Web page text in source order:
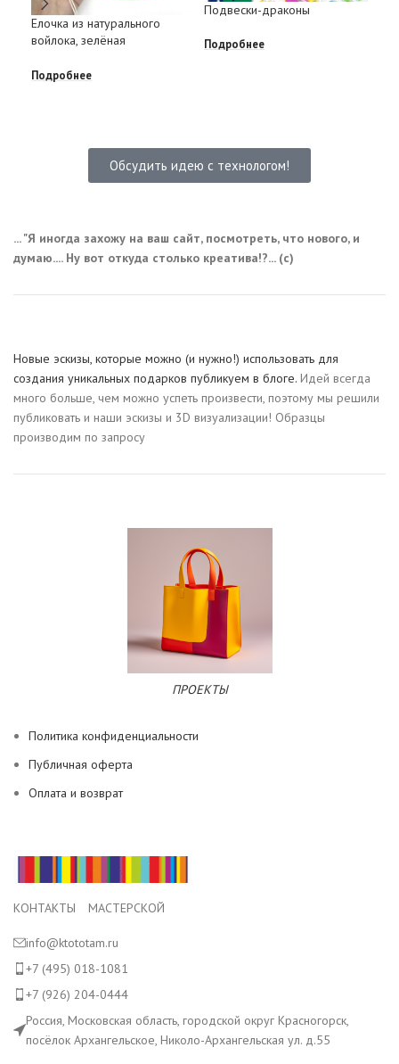
Елочка из натурального
войлока, зелёная
Подробнее
Подвески-драконы
Подробнее
Обсудить идею с технологом!
... "Я иногда захожу на ваш сайт, посмотреть, что нового, и
думаю.... Ну вот откуда столько креатива!?... (с)
Новые эскизы, которые можно (и нужно!) использовать для
создания уникальных подарков публикуем в блоге. Идей всегда
много больше, чем можно успеть произвести, поэтому мы решили
публиковать и наши эскизы и 3D визуализации! Образцы
производим по запросу
ПРОЕКТЫ
Политика конфиденциальности
Публичная оферта
Оплата и возврат
КОНТАКТЫ МАСТЕРСКОЙ
info@ktototam.ru
+7 (495) 018-1081
+7 (926) 204-0444
Россия, Московская область, городской округ Красногорск,
посёлок Архангельское, Николо-Архангельская ул. д.55